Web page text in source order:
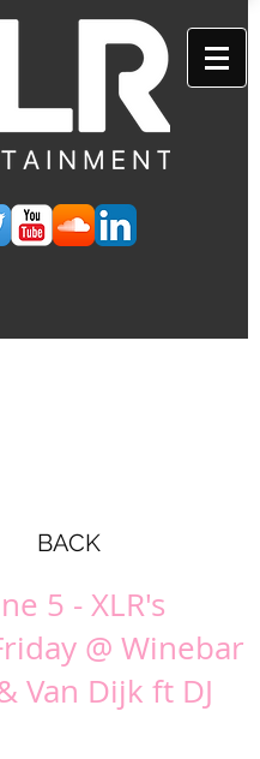
BACK
5 - XLR's
@ Winebar
Van Dijk ft DJ